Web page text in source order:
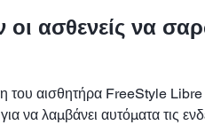
ασθενείς να
του αισθητήρα FreeStyle
να λαμβάνει αυτόματα τις